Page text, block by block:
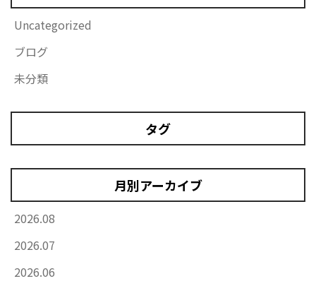
Uncategorized
ブログ
未分類
タグ
月別アーカイブ
2026.08
2026.07
2026.06